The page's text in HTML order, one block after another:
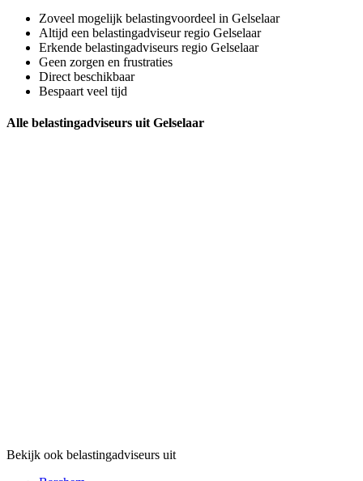
Zoveel mogelijk belastingvoordeel in Gelselaar
Altijd een belastingadviseur regio Gelselaar
Erkende belastingadviseurs regio Gelselaar
Geen zorgen en frustraties
Direct beschikbaar
Bespaart veel tijd
Alle belastingadviseurs uit Gelselaar
Bekijk ook belastingadviseurs uit